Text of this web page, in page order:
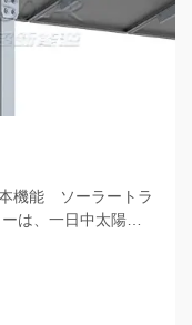
機能 ソーラートラ
は、一日中太陽の
ります...